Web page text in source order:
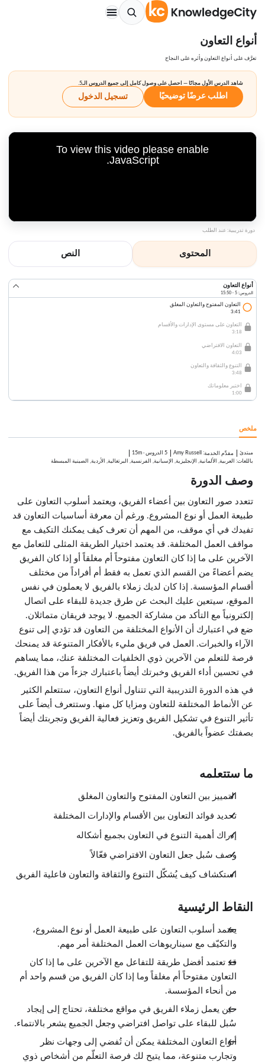
أنواع التعاون
تعرَّف على أنواع التعاون وأثره على النجاح
شاهد الدرس الأول مجانًا — احصل على وصول كامل إلى جميع الدروس الـ5.
اطلب عرضًا توضيحيًا تسجيل الدخول
To view this video please enable
JavaScript.
دورة تدريبية: عند الطلب
المحتوى النص
أنواع التعاون
الدروس: 5 · 15:50
التعاون المفتوح والتعاون المغلق
3:41
التعاون على مستوى الإدارات والأقسام
3:18
التعاون الافتراضي
4:03
التنوع والثقافة والتعاون
3:48
اختبر معلوماتك
1:00
ملخص
مبتدئ مقدِّم الخدمة:
Amy Russell 5 الدروس ·
15m
باللغات: العربية, الألمانية, الإنجليزية, الإسبانية, الفرنسية, البرتغالية, الأردية, الصينية المبسطة
وصف الدورة
تتعدد صور التعاون بين أعضاء الفريق، ويعتمد أسلوب التعاون على
طبيعة العمل أو نوع المشروع. ورغم أن معرفة أساسيات التعاون قد
تفيدك في أي موقف، من المهم أن تعرف كيف يمكنك التكيف مع
مواقف العمل المختلفة. قد يعتمد اختيار الطريقة المثلى للتعامل مع
الآخرين على ما إذا كان التعاون مفتوحاً أم مغلقاً أو إذا كان الفريق
يضم أعضاءً من القسم الذي تعمل به فقط أم أفراداً من مختلف
أقسام المؤسسة. إذا كان لديك زملاء بالفريق لا يعملون في نفس
الموقع، سيتعين عليك البحث عن طرق جديدة للبقاء على اتصال
إلكترونياً مع التأكد من مشاركة الجميع. لا يوجد فريقان متماثلان.
ضع في اعتبارك أن الأنواع المختلفة من التعاون قد تؤدي إلى تنوع
الآراء والخبرات. العمل في فريق مليء بالأفكار المتنوعة قد يمنحك
فرصة للتعلم من الآخرين ذوي الخلفيات المختلفة عنك، مما يساهم
في تحسين أداء الفريق وخبرتك أيضاً باعتبارك جزءاً من هذا الفريق.
في هذه الدورة التدريبية التي تتناول أنواع التعاون، ستتعلم الكثير
عن الأنماط المختلفة للتعاون ومزايا كل منها. وستتعرف أيضاً على
تأثير التنوع في تشكيل الفريق وتعزيز فعالية الفريق وتجربتك أيضاً
بصفتك عضواً بالفريق.
ما ستتعلمه
التمييز بين التعاون المفتوح والتعاون المغلق
تحديد فوائد التعاون بين الأقسام والإدارات المختلفة
إدراك أهمية التنوع في التعاون بجميع أشكاله
وصف سُبل جعل التعاون الافتراضي فعّالاً
استكشاف كيف يُشكّل التنوع والثقافة والتعاون فاعلية الفريق
النقاط الرئيسية
يعتمد أسلوب التعاون على طبيعة العمل أو نوع المشروع،
والتكيّف مع سيناريوهات العمل المختلفة أمر مهم.
قد تعتمد أفضل طريقة للتفاعل مع الآخرين على ما إذا كان
التعاون مفتوحاً أم مغلقاً وما إذا كان الفريق من قسم واحد أم
من أنحاء المؤسسة.
حين يعمل زملاء الفريق في مواقع مختلفة، تحتاج إلى إيجاد
سُبل للبقاء على تواصل افتراضي وجعل الجميع يشعر بالانتماء.
أنواع التعاون المختلفة يمكن أن تُفضي إلى وجهات نظر
وتجارب متنوعة، مما يتيح لك فرصة التعلّم من أشخاص ذوي